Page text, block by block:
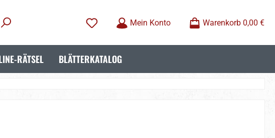
Mein Konto
Warenkorb 0,00 €
RÄTSEL BLÄTTERKATALOG